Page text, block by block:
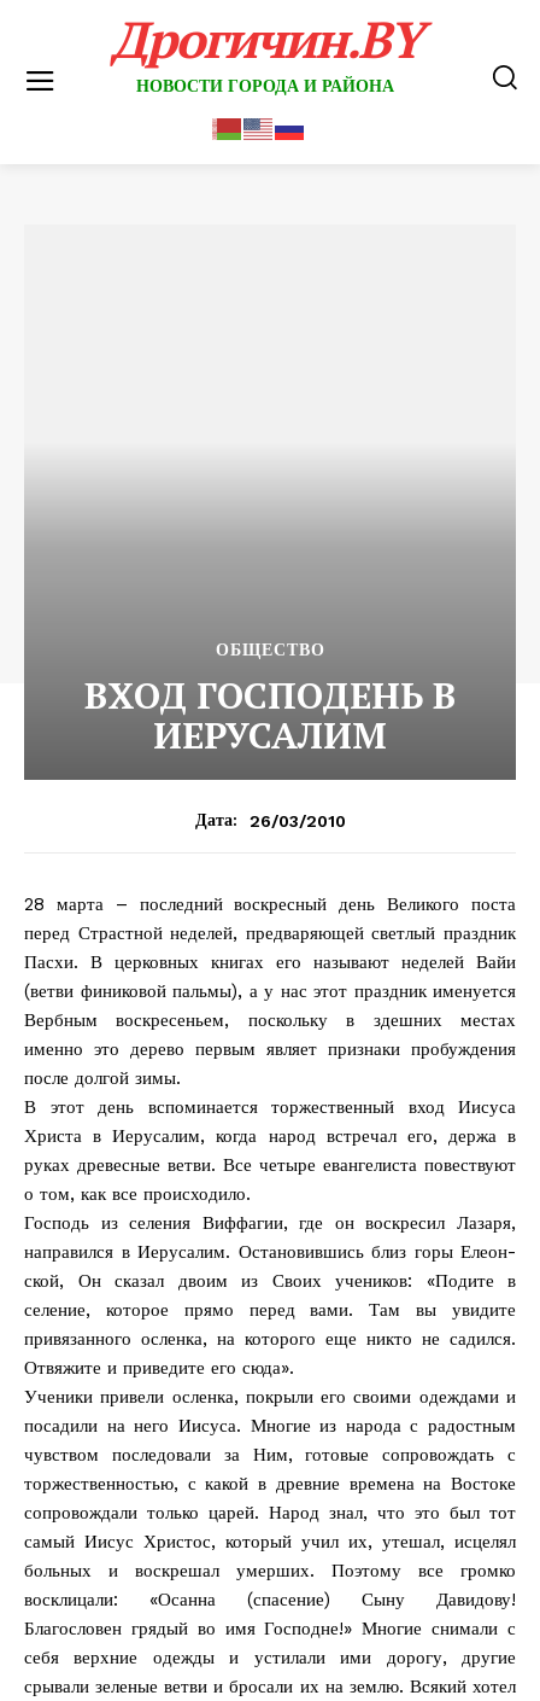
Дрогичин.BY
НОВОСТИ ГОРОДА И РАЙОНА
ОБЩЕСТВО
ВХОД ГОСПОДЕНЬ В
ИЕРУСАЛИМ
Дата: 26/03/2010
28 марта – последний воскресный день Великого поста
перед Страстной неделей, предваряющей светлый праздник
Пасхи. В церковных книгах его называют неделей Вайи
(ветви финиковой пальмы), а у нас этот праздник именуется
Вербным воскресеньем, поскольку в здешних местах
именно это дерево первым являет признаки пробуждения
после долгой зимы.
В этот день вспоминается торжественный вход Иисуса
Христа в Иерусалим, когда народ встречал его, держа в
руках древесные ветви. Все четыре евангелиста повествуют
о том, как все происходило.
Господь из селения Виффагии, где он воскресил Лазаря,
направился в Иерусалим. Остановившись близ горы Елеон-
ской, Он сказал двоим из Своих учеников: «Подите в
селение, которое прямо перед вами. Там вы увидите
привязанного осленка, на которого еще никто не садился.
Отвяжите и приведите его сюда».
Ученики привели осленка, покрыли его своими одеждами и
посадили на него Иисуса. Многие из народа с радостным
чувством последовали за Ним, готовые сопровождать с
торжественностью, с какой в древние времена на Востоке
сопровождали только царей. Народ знал, что это был тот
самый Иисус Христос, который учил их, утешал, исцелял
больных и воскрешал умерших. Поэтому все громко
восклицали: «Осанна (спасение) Сыну Давидову!
Благословен грядый во имя Господне!» Многие снимали с
себя верхние одежды и устилали ими дорогу, другие
срывали зеленые ветви и бросали их на землю. Всякий хотел